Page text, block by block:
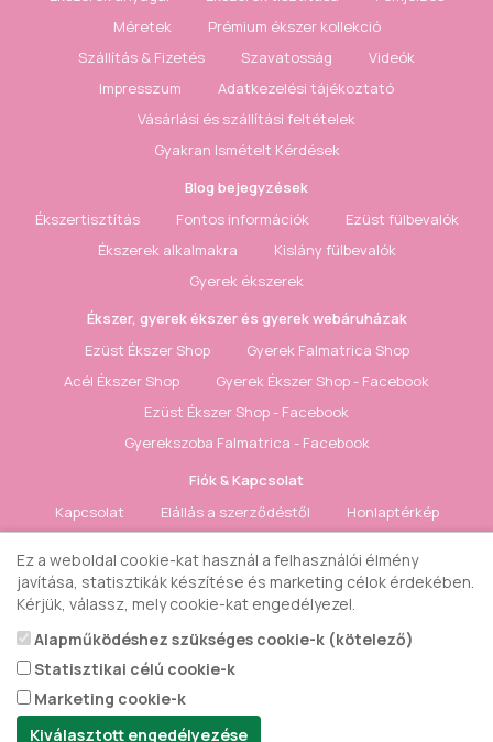
Méretek
Prémium ékszer kollekció
Szállítás & Fizetés
Szavatosság
Videók
Impresszum
Adatkezelési tájékoztató
Vásárlási és szállítási feltételek
Gyakran Ismételt Kérdések
Blog bejegyzések
Ékszertisztítás
Fontos információk
Ezüst fülbevalók
Ékszerek alkalmakra
Kislány fülbevalók
Gyerek ékszerek
Ékszer, gyerek ékszer és gyerek webáruházak
Ezüst Ékszer Shop
Gyerek Falmatrica Shop
Acél Ékszer Shop
Gyerek Ékszer Shop - Facebook
Ezüst Ékszer Shop - Facebook
Gyerekszoba Falmatrica - Facebook
Fiók & Kapcsolat
Kapcsolat
Elállás a szerződéstől
Honlaptérkép
Gyerek ékszer Shop © 2018 - ezüst gyerek ékszerek
Ez a weboldal cookie-kat használ a felhasználói élmény
javítása, statisztikák készítése és marketing célok érdekében.
Kérjük, válassz, mely cookie-kat engedélyezel.
Alapműködéshez szükséges cookie-k (kötelező)
Statisztikai célú cookie-k
Marketing cookie-k
Kiválasztott engedélyezése